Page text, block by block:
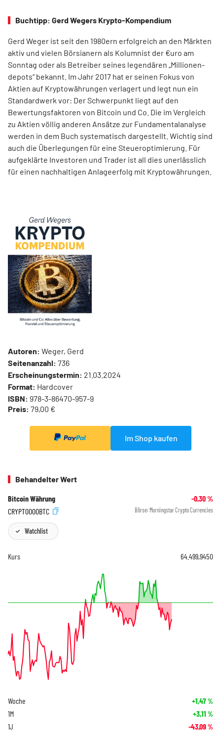
Buchtipp: Gerd Wegers Krypto-Kompendium
Gerd Weger ist seit den 1980ern erfolgreich an den Märkten
aktiv und vielen Börsianern als Kolumnist der €uro am
Sonntag oder als Betreiber seines legendären „Millionen­
depots“ bekannt. Im Jahr 2017 hat er seinen Fokus von
Aktien auf Kryptowährungen verlagert und legt nun ein
Standardwerk vor: Der Schwerpunkt liegt auf den
Bewertungsfaktoren von Bitcoin und Co. Die im Ver­gleich
zu Aktien völlig anderen Ansätze zur Fundamentalanalyse
werden in dem Buch systematisch dargestellt. Wichtig sind
auch die Überlegungen für eine Steueroptimierung. Für
aufgeklärte Investoren und Trader ist all dies unerlässlich
für einen nachhaltigen Anlageerfolg mit Kryptowährungen.
Autoren: Weger, Gerd
Seitenanzahl: 736
Erscheinungstermin: 21.03.2024
Format: Hardcover
ISBN: 978-3-86470-957-9
Preis: 79,00 €
Im Shop kaufen
Behandelter Wert
Bitcoin Währung -0,30%
CRYPT0000BTC
Börse: Morningstar Crypto Currencies
Watchlist
Kurs 64.499,9450
Woche +1,47%
1M +3,11 %
1J -43,09%